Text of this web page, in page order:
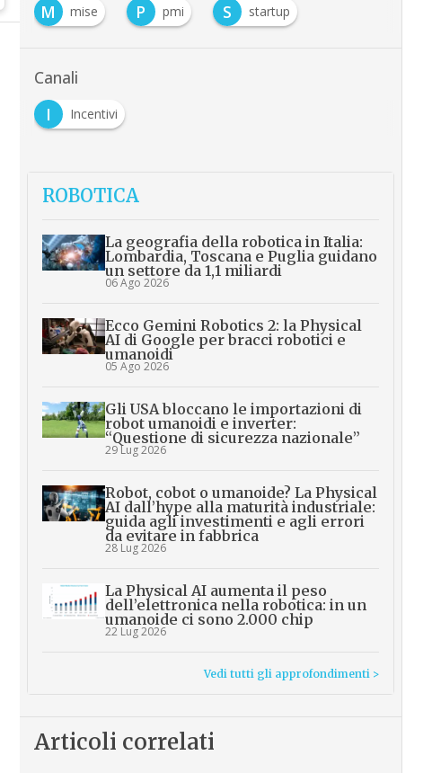
M
mise P pmi S startup
Canali
I
Incentivi
ROBOTICA
La geografia della robotica in Italia:
Lombardia, Toscana e Puglia guidano
un settore da 1,1 miliardi
06 Ago 2026
Ecco Gemini Robotics 2: la Physical
AI di Google per bracci robotici e
umanoidi
05 Ago 2026
Gli USA bloccano le importazioni di
robot umanoidi e inverter:
“Questione di sicurezza nazionale”
29 Lug 2026
Robot, cobot o umanoide? La Physical
AI dall’hype alla maturità industriale:
guida agli investimenti e agli errori
da evitare in fabbrica
28 Lug 2026
La Physical AI aumenta il peso
dell’elettronica nella robotica: in un
umanoide ci sono 2.000 chip
22 Lug 2026
Vedi tutti gli approfondimenti >
Articoli correlati